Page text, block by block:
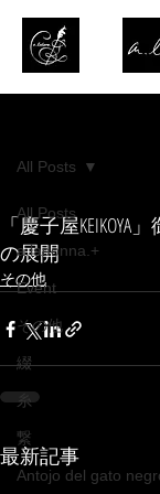
All Posts
a.ladonna.+
Event
その他
綴
糸
繋
Antojo del gato
All Posts
「慶子屋
の展開
その他
最新記事